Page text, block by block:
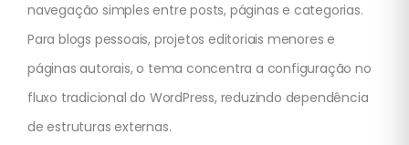
navegação simples entre posts, páginas e categorias.
Para blogs pessoais, projetos editoriais menores e
páginas autorais, o tema concentra a configuração no
fluxo tradicional do WordPress, reduzindo dependência
de estruturas externas.